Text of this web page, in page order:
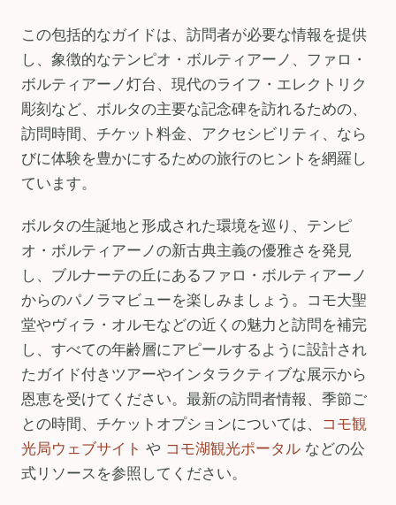
この包括的なガイドは、訪問者が必要な情報を提供
し、象徴的なテンピオ・ボルティアーノ、ファロ・
ボルティアーノ灯台、現代のライフ・エレクトリク
彫刻など、ボルタの主要な記念碑を訪れるための、
訪問時間、チケット料金、アクセシビリティ、なら
びに体験を豊かにするための旅行のヒントを網羅し
ています。
ボルタの生誕地と形成された環境を巡り、テンピ
オ・ボルティアーノの新古典主義の優雅さを発見
し、ブルナーテの丘にあるファロ・ボルティアーノ
からのパノラマビューを楽しみましょう。コモ大聖
堂やヴィラ・オルモなどの近くの魅力と訪問を補完
し、すべての年齢層にアピールするように設計され
たガイド付きツアーやインタラクティブな展示から
恩恵を受けてください。最新の訪問者情報、季節ご
との時間、チケットオプションについては、 コモ観
光局ウェブサイト や コモ湖観光ポータル などの公
式リソースを参照してください。